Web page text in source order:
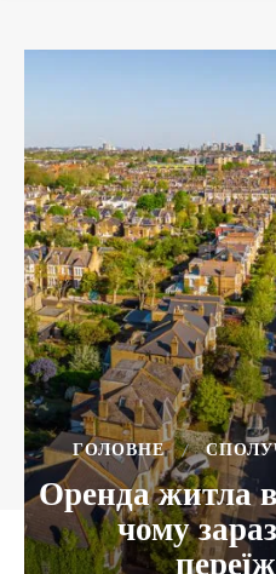
ГОЛОВНЕ
Оренда житла
чому